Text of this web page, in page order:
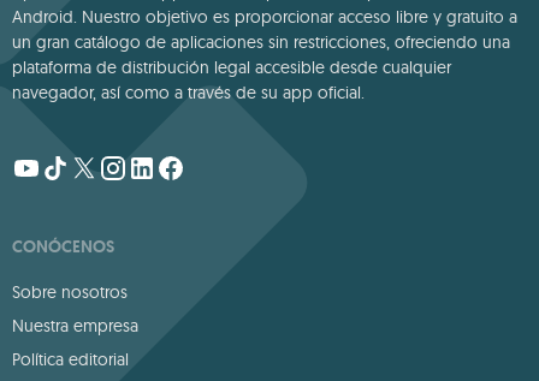
Android. Nuestro objetivo es proporcionar acceso libre y gratuito a
un gran catálogo de aplicaciones sin restricciones, ofreciendo una
plataforma de distribución legal accesible desde cualquier
navegador, así como a través de su app oficial.
CONÓCENOS
Sobre nosotros
Nuestra empresa
Política editorial